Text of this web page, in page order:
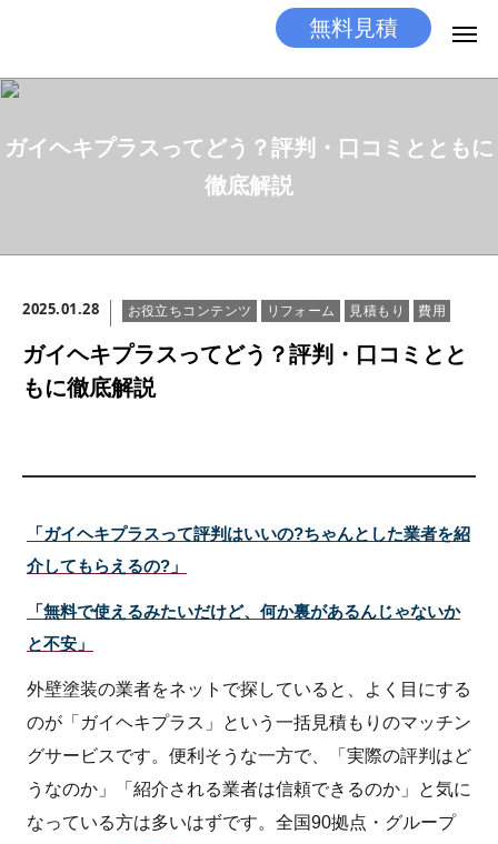
無料見積
ガイヘキプラスってどう？評判・口コミとともに
徹底解説
2025.01.28 お役立ちコンテンツ リフォーム 見積もり 費用
ガイヘキプラスってどう？評判・口コミとと
もに徹底解説
「ガイヘキプラスって評判はいいの?ちゃんとした業者を紹
介してもらえるの?」
「無料で使えるみたいだけど、何か裏があるんじゃないか
と不安」
外壁塗装の業者をネットで探していると、よく目にする
のが「ガイヘキプラス」という一括見積もりのマッチン
グサービスです。便利そうな一方で、「実際の評判はど
うなのか」「紹介される業者は信頼できるのか」と気に
なっている方は多いはずです。全国90拠点・グループ
LINEする 電話する
施工メニュー
工事の流れ
店舗
お問い合わせ